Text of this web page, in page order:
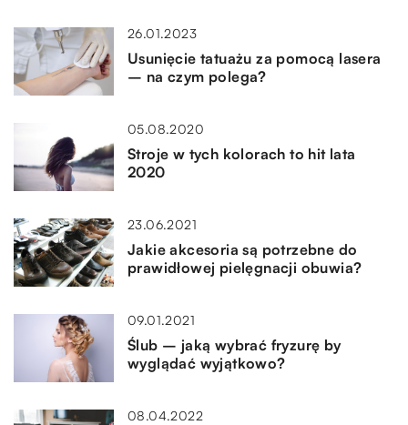
26.01.2023
Usunięcie tatuażu za pomocą lasera
– na czym polega?
05.08.2020
Stroje w tych kolorach to hit lata
2020
23.06.2021
Jakie akcesoria są potrzebne do
prawidłowej pielęgnacji obuwia?
09.01.2021
Ślub – jaką wybrać fryzurę by
wyglądać wyjątkowo?
08.04.2022